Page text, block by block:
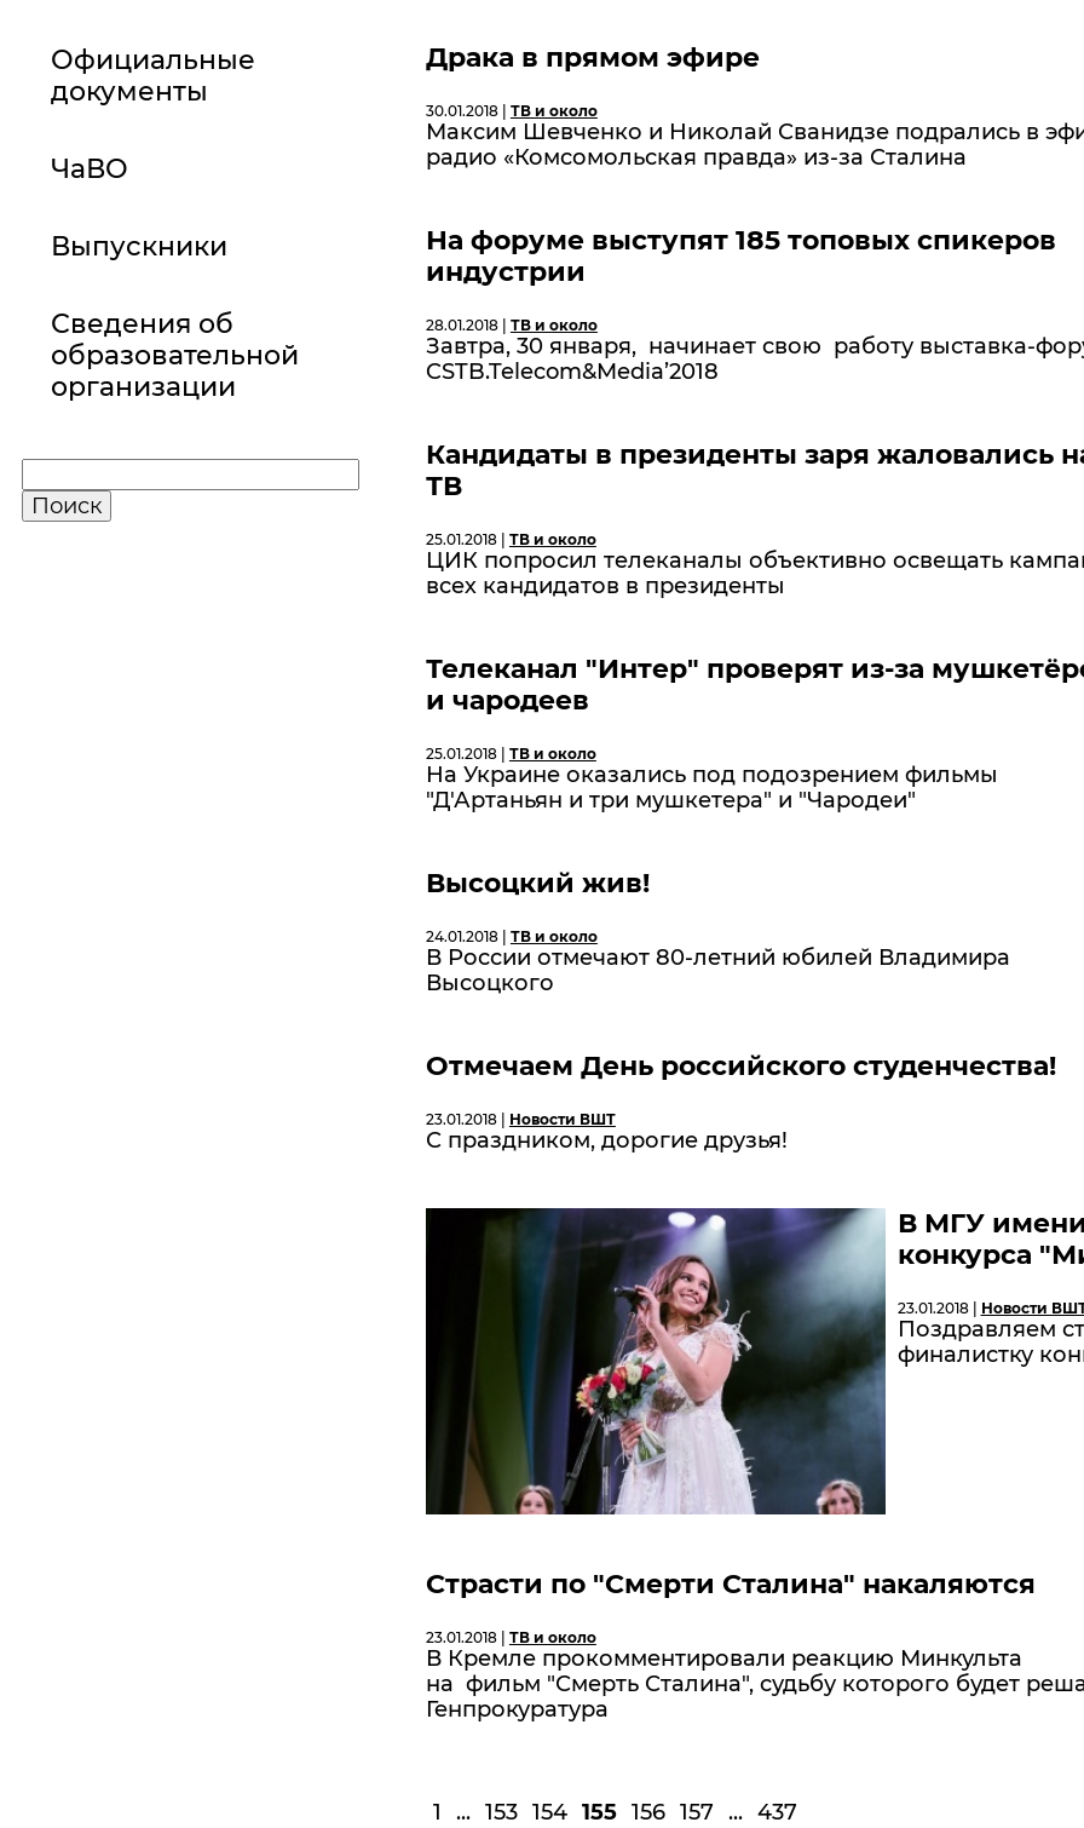
Официальные
документы
ЧаВО
Выпускники
Сведения об
образовательной
организации
Драка в прямом эфире
30.01.2018 | ТВ и около
Максим Шевченко и Николай Сванидзе подрались в
радио «Комсомольская правда» из-за Сталина
На форуме выступят 185 топовых спикеров
индустрии
28.01.2018 | ТВ и около
Завтра, 30 января, начинает свою работу выставка-
CSTB.Telecom&Media’2018
Кандидаты в президенты заря жаловались
ТВ
25.01.2018 | ТВ и около
ЦИК попросил телеканалы объективно освещать
всех кандидатов в президенты
Телеканал "Интер" проверят из-за
и чародеев
25.01.2018 | ТВ и около
На Украине оказались под подозрением фильмы
"Д'Артаньян и три мушкетера" и "Чародеи"
Высоцкий жив!
24.01.2018 | ТВ и около
В России отмечают 80-летний юбилей Владимира
Высоцкого
Отмечаем День российского студенчества!
23.01.2018 | Новости ВШТ
С праздником, дорогие друзья!
В МГУ
конкурса
23.01.2018 | Новости
Поздравляем
финалистку
Страсти по "Смерти Сталина" накаляются
23.01.2018 | ТВ и около
В Кремле прокомментировали реакцию Минкульта
на фильм "Смерть Сталина", судьбу которого будет
Генпрокуратура
1 ... 153 154 155 156 157 ... 437